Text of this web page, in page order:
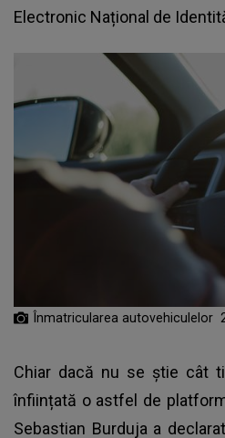
Electronic Național de
Înmatricularea autovehiculelor
Chiar dacă nu se știe cât
înființată o astfel de
Sebastian Burduja a